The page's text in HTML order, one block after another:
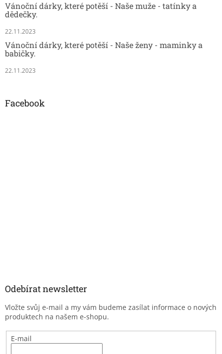
Vánoční dárky, které potěší - Naše muže - tatínky a
dědečky.
22.11.2023
Vánoční dárky, které potěší - Naše ženy - maminky a
babičky.
22.11.2023
Facebook
Odebírat newsletter
Vložte svůj e-mail a my vám budeme zasílat informace o nových
produktech na našem e-shopu.
E-mail